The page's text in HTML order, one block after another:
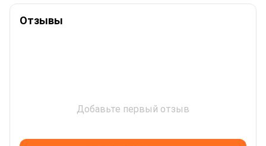
Отзывы
Добавьте первый отзыв